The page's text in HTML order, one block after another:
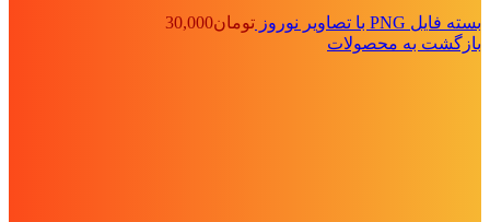
بسته فایل PNG با تصاویر نوروز تومان30,000
بازگشت به محصولات